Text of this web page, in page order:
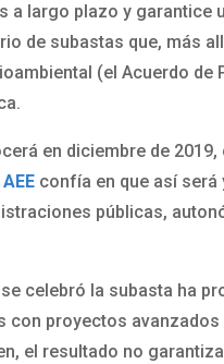
largo plazo y
de subastas que, más
(el Acuerdo de
en diciembre de
AEE confía en que así
públicas,
celebró la subasta ha
proyectos
el resultado no